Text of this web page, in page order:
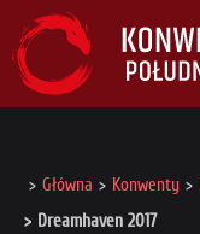
Główna Konwenty
Dreamhaven 2017